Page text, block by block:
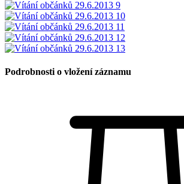
Podrobnosti o vložení záznamu